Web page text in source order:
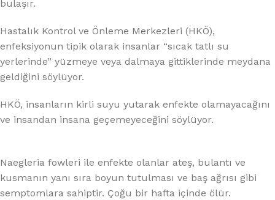
bulaşır.
Hastalık Kontrol ve Önleme Merkezleri (HKÖ),
enfeksiyonun tipik olarak insanlar “sıcak tatlı su
yerlerinde” yüzmeye veya dalmaya gittiklerinde meydana
geldiğini söylüyor.
HKÖ, insanların kirli suyu yutarak enfekte olamayacağını
ve insandan insana geçemeyeceğini söylüyor.
Naegleria fowleri ile enfekte olanlar ateş, bulantı ve
kusmanın yanı sıra boyun tutulması ve baş ağrısı gibi
semptomlara sahiptir. Çoğu bir hafta içinde ölür.